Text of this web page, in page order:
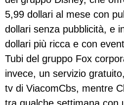
5,99 dollari al mese con
dollari senza pubblicità, e
dollari più ricca e con
Tubi del gruppo Fox
invece, un servizio
tv di ViacomCbs, mentre